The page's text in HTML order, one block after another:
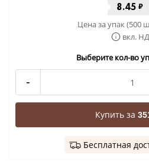
8.45 ₽
Цена за упак (500
вкл.
Выберите кол-во
-
Купить за
Бесплатная